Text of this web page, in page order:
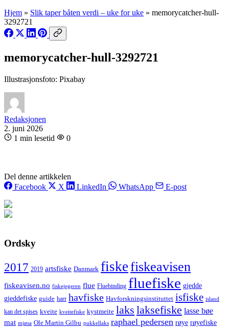
Hjem » Slik taper båten verdi – uke for uke » memorycatcher-hull-
3292721
memorycatcher-hull-3292721
Illustrasjonsfoto: Pixabay
Redaksjonen
2. juni 2026
1 min lesetid
0
Del denne artikkelen
Facebook
X LinkedIn WhatsApp E-post
Ordsky
2017 2019 artsfiske Danmark fiskefiskeavisen
fiskeavisen.no fiskejegeren flue Fluebinding fluefiske gjedde
gjeddefiske guide harr havfiske Havforskningsinstituttet isfiske island
kan det spises kveite kveitefiske kystmeite laks laksefiske lasse bøe
mat mjøsa Ole Martin Gilbu pukkellaks raphael pedersen røye røyefiske